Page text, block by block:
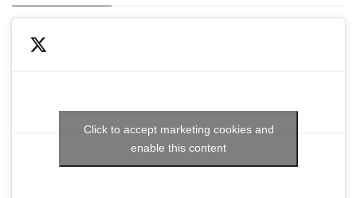
Click to accept marketing cookies and
enable this content